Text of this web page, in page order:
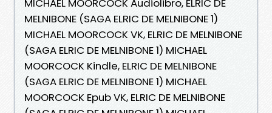
MICHAEL MOORCOCK Audiolibro, ELRIC DE
MELNIBONE (SAGA ELRIC DE MELNIBONE 1)
MICHAEL MOORCOCK VK, ELRIC DE MELNIBONE
(SAGA ELRIC DE MELNIBONE 1) MICHAEL
MOORCOCK Kindle, ELRIC DE MELNIBONE
(SAGA ELRIC DE MELNIBONE 1) MICHAEL
MOORCOCK Epub VK, ELRIC DE MELNIBONE